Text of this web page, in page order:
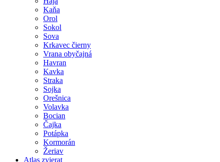
Kaňa
Orol
Sokol
Sova
Krkavec čierny
Vrana obyčajná
Havran
Kavka
Straka
Sojka
Orešnica
Volavka
Bocian
Čajka
Potápka
Kormorán
Žeriav
Atlas zvierat